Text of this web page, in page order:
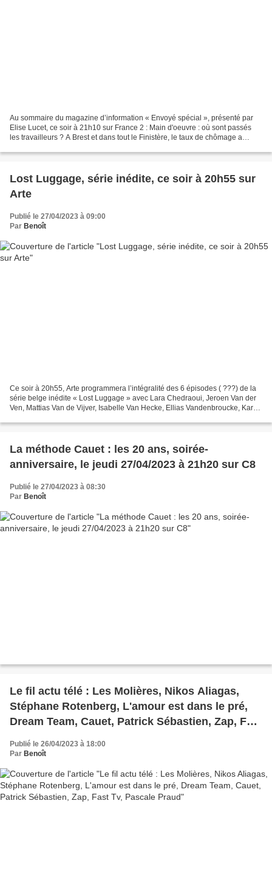
Au sommaire du magazine d’information « Envoyé spécial », présenté par
Elise Lucet, ce soir à 21h10 sur France 2 : Main d'oeuvre : où sont passés
les travailleurs ? A Brest et dans tout le Finistère, le taux de chômage a
Lost Luggage, série inédite, ce soir à 20h55 sur
Arte
Publié le 27/04/2023 à 09:00
Par Benoît
Ce soir à 20h55, Arte programmera l’intégralité des 6 épisodes ( ???) de la
série belge inédite « Lost Luggage » avec Lara Chedraoui, Jeroen Van der
Ven, Mattias Van de Vijver, Isabelle Van Hecke, Ellias Vandenbroucke, Karen
La méthode Cauet : les 20 ans, soirée-
anniversaire, le jeudi 27/04/2023 à 21h20 sur C8
Publié le 27/04/2023 à 08:30
Par Benoît
Le fil actu télé : Les Molières, Nikos Aliagas,
Stéphane Rotenberg, L'amour est dans le pré,
Dream Team, Cauet, Patrick Sébastien, Zap, Fast
Publié le 26/04/2023 à 18:00
Par Benoît